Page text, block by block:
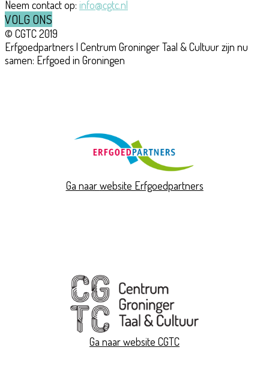
Neem contact op: info@cgtc.nl
VOLG ONS
© CGTC 2019
Erfgoedpartners | Centrum Groninger Taal & Cultuur zijn nu
samen: Erfgoed in Groningen
Ga naarwebsite Erfgoedpartners
Ga naarwebsite CGTC